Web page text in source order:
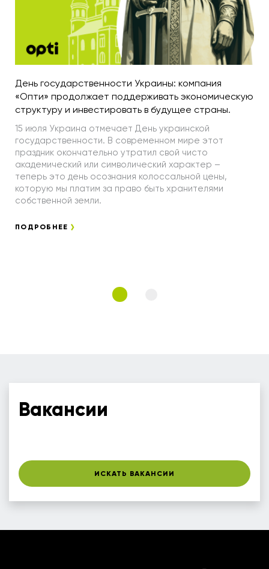
День государственности Украины: компания
«Опти» продолжает поддерживать экономическую
структуру и инвестировать в будущее страны.
15 июля Украина отмечает День украинской
государственности. В современном мире этот
праздник окончательно утратил свой чисто
академический или символический характер –
теперь это день осознания колоссальной цены,
которую мы платим за право быть хранителями
собственной земли.
ПОДРОБНЕЕ
Вакансии
ИСКАТЬ ВАКАНСИИ